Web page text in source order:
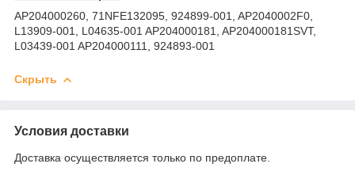
AP204000260, 71NFE132095, 924899-001, AP2040002F0,
L13909-001, L04635-001 AP204000181, AP204000181SVT,
L03439-001 AP204000111, 924893-001
Скрыть
Условия доставки
Доставка осуществляется только по предоплате.